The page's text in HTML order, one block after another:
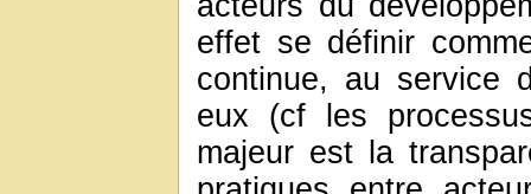
effet se définir
continue, au service
eux (cf les
majeur est la